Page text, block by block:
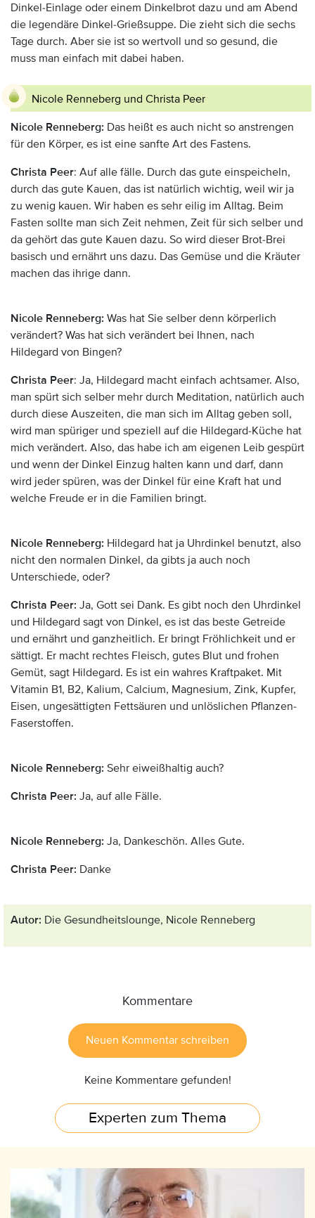
Dinkel-Einlage oder einem Dinkelbrot dazu und am Abend
die legendäre Dinkel-Grießsuppe. Die zieht sich die sechs
Tage durch. Aber sie ist so wertvoll und so gesund, die
muss man einfach mit dabei haben.
Nicole Renneberg und Christa Peer
Nicole Renneberg: Das heißt es auch nicht so anstrengen
für den Körper, es ist eine sanfte Art des Fastens.
Christa Peer: Auf alle fälle. Durch das gute einspeicheln,
durch das gute Kauen, das ist natürlich wichtig, weil wir ja
zu wenig kauen. Wir haben es sehr eilig im Alltag. Beim
Fasten sollte man sich Zeit nehmen, Zeit für sich selber und
da gehört das gute Kauen dazu. So wird dieser Brot-Brei
basisch und ernährt uns dazu. Das Gemüse und die Kräuter
machen das ihrige dann.
Nicole Renneberg: Was hat Sie selber denn körperlich
verändert? Was hat sich verändert bei Ihnen, nach
Hildegard von Bingen?
Christa Peer: Ja, Hildegard macht einfach achtsamer. Also,
man spürt sich selber mehr durch Meditation, natürlich auch
durch diese Auszeiten, die man sich im Alltag geben soll,
wird man spüriger und speziell auf die Hildegard-Küche hat
mich verändert. Also, das habe ich am eigenen Leib gespürt
und wenn der Dinkel Einzug halten kann und darf, dann
wird jeder spüren, was der Dinkel für eine Kraft hat und
welche Freude er in die Familien bringt.
Nicole Renneberg: Hildegard hat ja Uhrdinkel benutzt, also
nicht den normalen Dinkel, da gibts ja auch noch
Unterschiede, oder?
Christa Peer: Ja, Gott sei Dank. Es gibt noch den Uhrdinkel
und Hildegard sagt von Dinkel, es ist das beste Getreide
und ernährt und ganzheitlich. Er bringt Fröhlichkeit und er
sättigt. Er macht rechtes Fleisch, gutes Blut und frohen
Gemüt, sagt Hildegard. Es ist ein wahres Kraftpaket. Mit
Vitamin B1, B2, Kalium, Calcium, Magnesium, Zink, Kupfer,
Eisen, ungesättigten Fettsäuren und unlöslichen Pflanzen-
Faserstoffen.
Nicole Renneberg: Sehr eiweißhaltig auch?
Christa Peer: Ja, auf alle Fälle.
Nicole Renneberg: Ja, Dankeschön. Alles Gute.
Christa Peer: Danke
Anzeige:
Autor: Die Gesundheitslounge, Nicole Renneberg
Kommentare
Neuen Kommentar schreiben
Keine Kommentare gefunden!
Experten zum Thema